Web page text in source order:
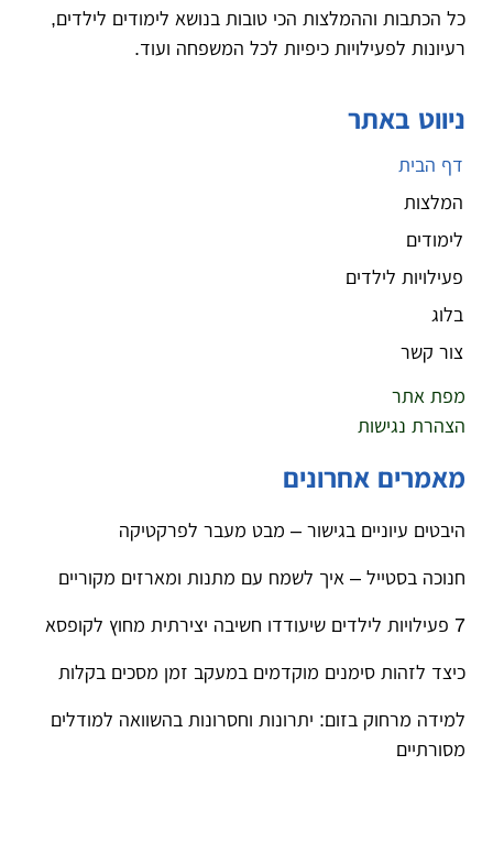
כל הכתבות וההמלצות הכי טובות בנושא לימודים לילדים,
רעיונות לפעילויות כיפיות לכל המשפחה ועוד.
ניווט באתר
דף הבית
המלצות
לימודים
פעילויות לילדים
בלוג
צור קשר
מפת אתר
הצהרת נגישות
מאמרים אחרונים
היבטים עיוניים בגישור – מבט מעבר לפרקטיקה
חנוכה בסטייל – איך לשמח עם מתנות ומארזים מקוריים
7 פעילויות לילדים שיעודדו חשיבה יצירתית מחוץ לקופסא
כיצד לזהות סימנים מוקדמים במעקב זמן מסכים בקלות
למידה מרחוק בזום: יתרונות וחסרונות בהשוואה למודלים
מסורתיים